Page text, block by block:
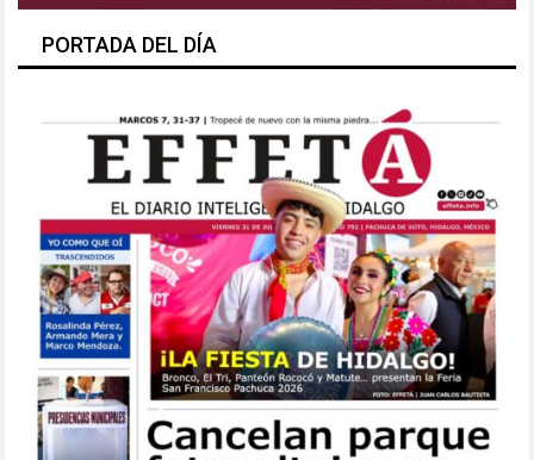
PORTADA DEL DÍA